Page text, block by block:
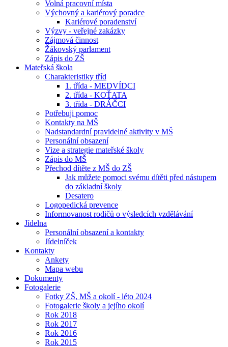
Volná pracovní místa
Výchovný a kariérový poradce
Kariérové poradenství
Výzvy - veřejné zakázky
Zájmová činnost
Žákovský parlament
Zápis do ZŠ
Mateřská škola
Charakteristiky tříd
1. třída - MEDVÍDCI
2. třída - KOŤATA
3. třída - DRÁČCI
Potřebuji pomoc
Kontakty na MŠ
Nadstandardní pravidelné aktivity v MŠ
Personální obsazení
Vize a strategie mateřské školy
Zápis do MŠ
Přechod dítěte z MŠ do ZŠ
Jak můžete pomoci svému dítěti před nástupem
do základní školy
Desatero
Logopedická prevence
Informovanost rodičů o výsledcích vzdělávání
Jídelna
Personální obsazení a kontakty
Jídelníček
Kontakty
Ankety
Mapa webu
Dokumenty
Fotogalerie
Fotky ZŠ, MŠ a okolí - léto 2024
Fotogalerie školy a jejího okolí
Rok 2018
Rok 2017
Rok 2016
Rok 2015